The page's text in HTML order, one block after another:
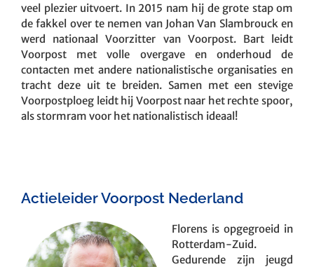
veel plezier uitvoert. In 2015 nam hij de grote stap om
de fakkel over te nemen van Johan Van Slambrouck en
werd nationaal Voorzitter van Voorpost. Bart leidt
Voorpost met volle overgave en onderhoud de
contacten met andere nationalistische organisaties en
tracht deze uit te breiden. Samen met een stevige
Voorpostploeg leidt hij Voorpost naar het rechte spoor,
als stormram voor het nationalistisch ideaal!
Actieleider Voorpost Nederland
Florens is opgegroeid in
Rotterdam-Zuid.
Gedurende zijn jeugd